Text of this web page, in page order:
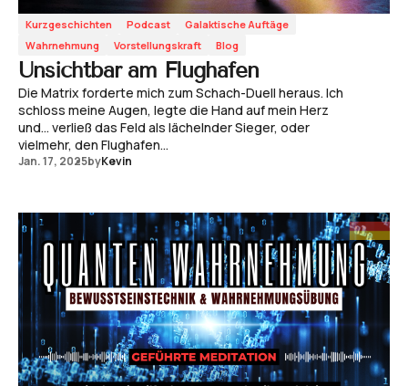
Kurzgeschichten Podcast
Galaktische Auftäge
Wahrnehmung
Vorstellungskraft Blog
Unsichtbar am Flughafen
Die Matrix forderte mich zum Schach-Duell heraus. Ich
schloss meine Augen, legte die Hand auf mein Herz
und... verließ das Feld als lächelnder Sieger, oder
vielmehr, den Flughafen...
Jan. 17, 2025byKevin